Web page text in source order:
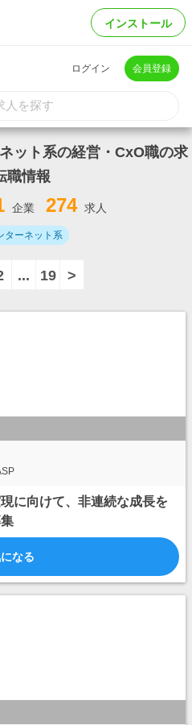
インストール
ログイン 会員登録
人を探す
ット系の経営・CxO職の求
職情報
企業 274 求人
ターネット系
... 19 >
に向けて、非連続な成長を
なる